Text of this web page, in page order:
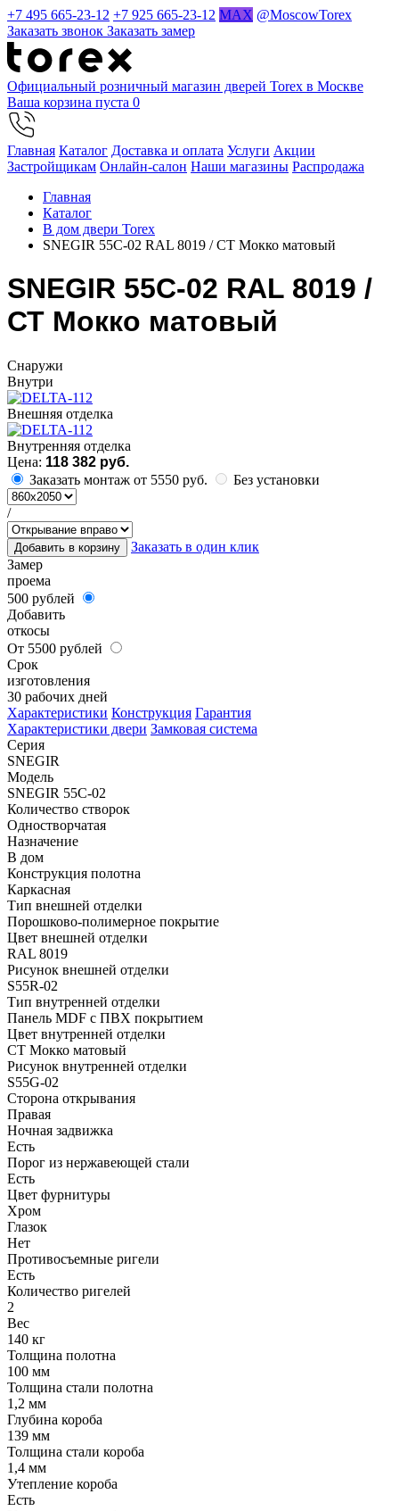
+7 495 665-23-12 +7 925 665-23-12 MAX @MoscowTorex
Заказать звонок Заказать замер
Официальный розничный магазин дверей Torex в Москве
Ваша корзина пуста 0
Главная Каталог Доставка и оплата Услуги Акции
Застройщикам Онлайн-салон Наши магазины Распродажа
Главная
Каталог
В дом двери Torex
SNEGIR 55C-02 RAL 8019 / СТ Мокко матовый
SNEGIR 55C-02 RAL 8019 /
СТ Мокко матовый
Cнаружи
Внутри
Внешняя отделка
Внутренняя отделка
Цена: 118 382 руб.
Заказать монтаж от 5550 руб.
Без установки
/
Добавить в корзину
Заказать в один клик
Замер
проема
500 рублей
Добавить
откосы
От 5500 рублей
Срок
изготовления
30 рабочих дней
Характеристики Конструкция Гарантия
Характеристики двери Замковая система
Серия
SNEGIR
Модель
SNEGIR 55C-02
Количество створок
Одностворчатая
Назначение
В дом
Конструкция полотна
Каркасная
Тип внешней отделки
Порошково-полимерное покрытие
Цвет внешней отделки
RAL 8019
Рисунок внешней отделки
S55R-02
Тип внутренней отделки
Панель MDF с ПВХ покрытием
Цвет внутренней отделки
СТ Мокко матовый
Рисунок внутренней отделки
S55G-02
Сторона открывания
Правая
Ночная задвижка
Есть
Порог из нержавеющей стали
Есть
Цвет фурнитуры
Хром
Глазок
Нет
Противосъемные ригели
Есть
Количество ригелей
2
Вес
140 кг
Толщина полотна
100 мм
Толщина стали полотна
1,2 мм
Глубина короба
139 мм
Толщина стали короба
1,4 мм
Утепление короба
Есть